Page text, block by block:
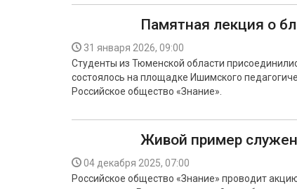
Памятная лекция о
31 января 2026, 09:00
Студенты из Тюменской области
состоялось на площадке Ишимского
Российское общество «Знание».
Живой пример
04 декабря 2025, 07:00
Российское общество «Знание» проводит